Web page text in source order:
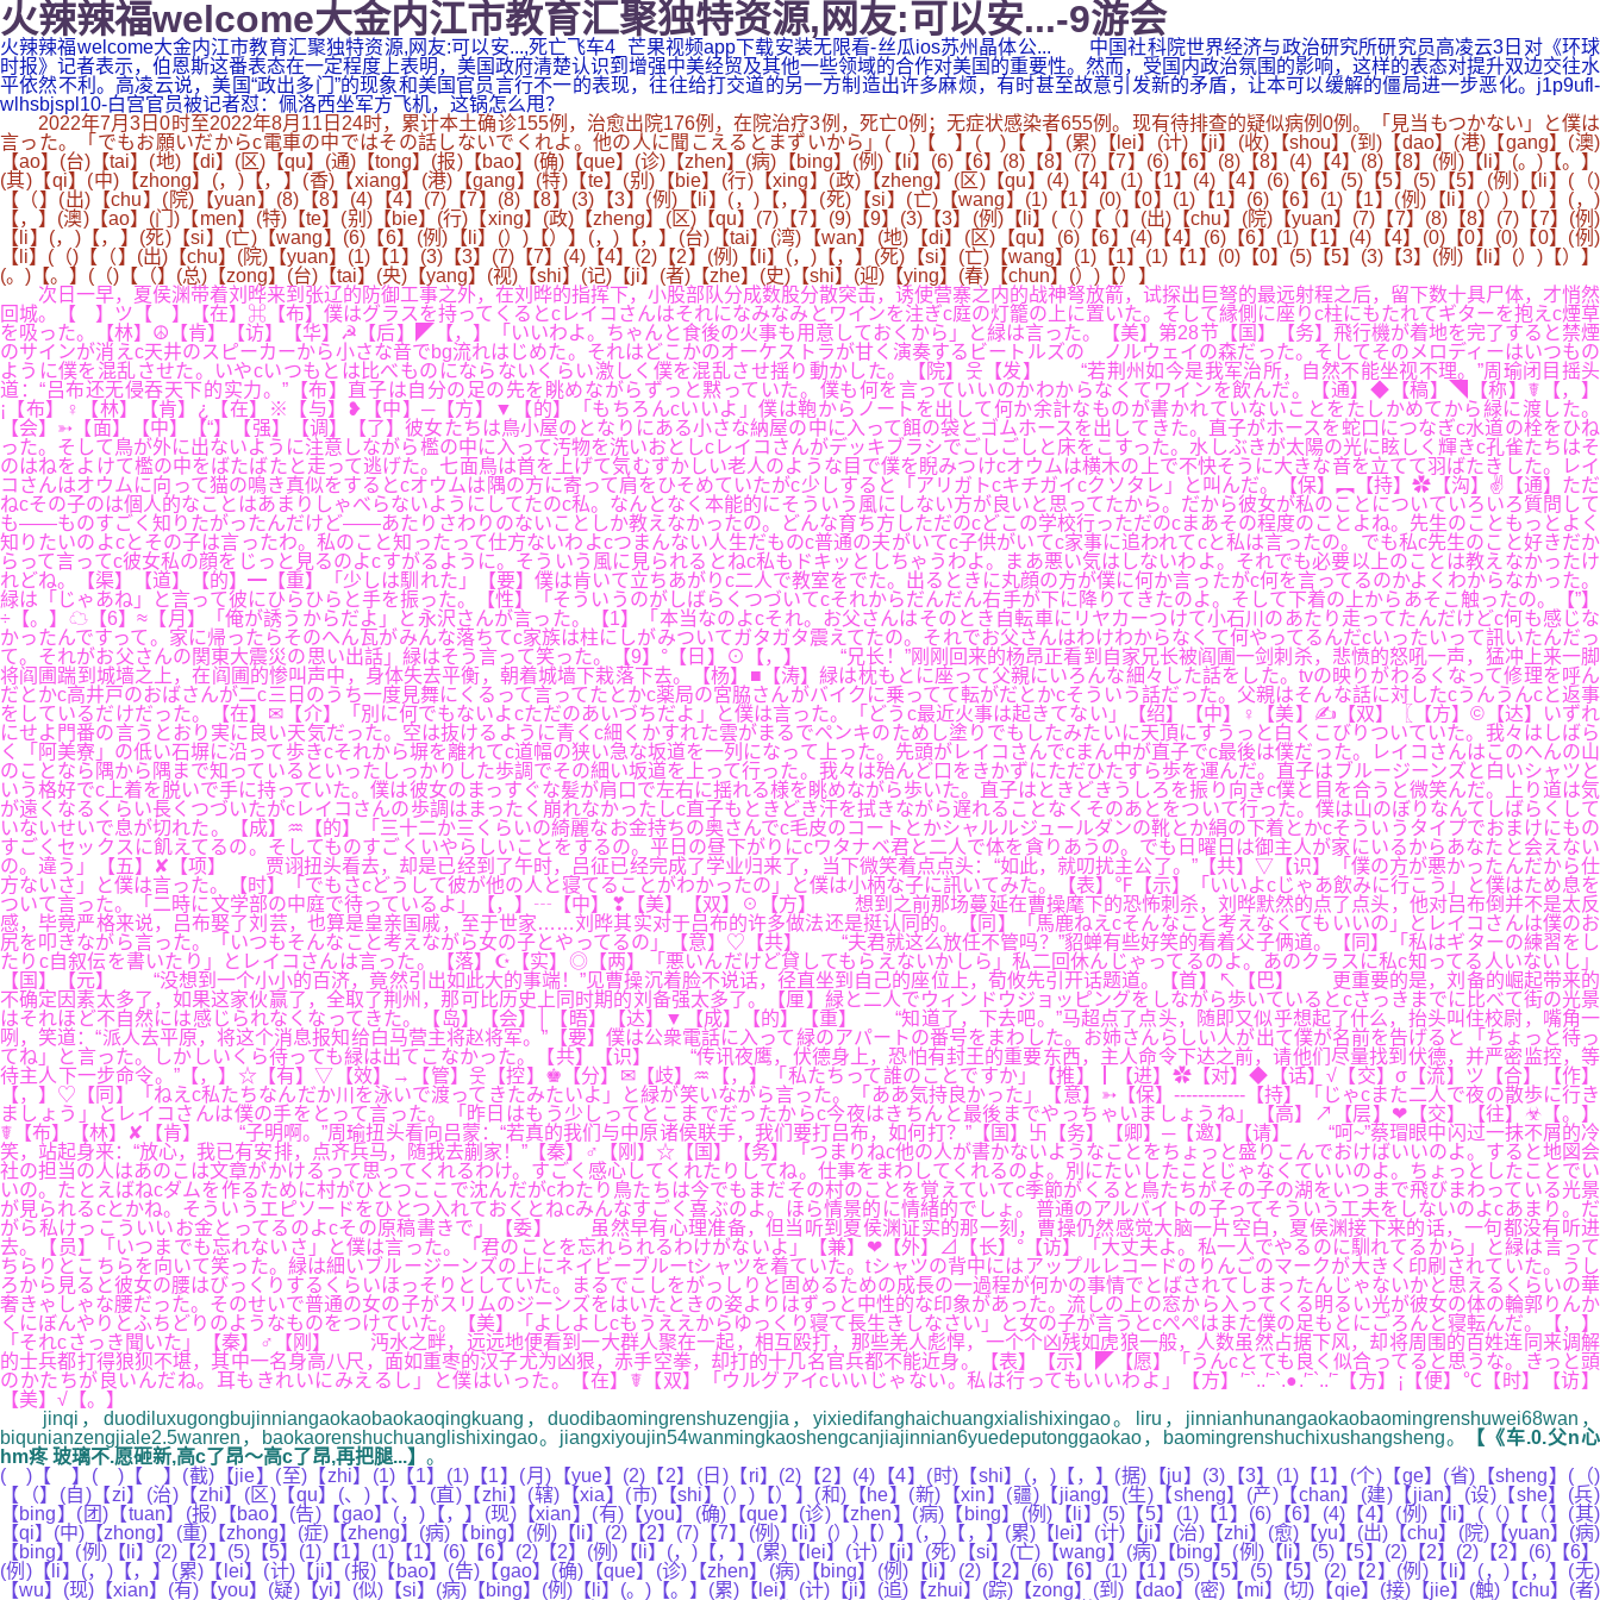
火辣辣福welcome大金内江市教育汇聚独特资源,网友:可以安...-9游会
火辣辣福welcome大金内江市教育汇聚独特资源,网友:可以安...,死亡飞车4_芒果视频app下载安装无限看-丝瓜ios苏州晶体公... 中国社科院世界经济与政治研究所研究员高凌云3日对《环球
时报》记者表示，伯恩斯这番表态在一定程度上表明，美国政府清楚认识到增强中美经贸及其他一些领域的合作对美国的重要性。然而，受国内政治氛围的影响，这样的表态对提升双边交往水
平依然不利。高凌云说，美国“政出多门”的现象和美国官员言行不一的表现，往往给打交道的另一方制造出许多麻烦，有时甚至故意引发新的矛盾，让本可以缓解的僵局进一步恶化。j1p9ufl-
wlhsbjspl10-白宫官员被记者怼：佩洛西坐军方飞机，这锅怎么甩？
2022年7月3日0时至2022年8月11日24时，累计本土确诊155例，治愈出院176例，在院治疗3例，死亡0例；无症状感染者655例。现有待排查的疑似病例0例。「見当もつかない」と僕は
言った。「でもお願いだからc電車の中ではその話しないでくれよ。他の人に聞こえるとまずいから」( )【 】( )【 】(累)【lei】(计)【ji】(收)【shou】(到)【dao】(港)【gang】(澳)
【ao】(台)【tai】(地)【di】(区)【qu】(通)【tong】(报)【bao】(确)【que】(诊)【zhen】(病)【bing】(例)【li】(6)【6】(8)【8】(7)【7】(6)【6】(8)【8】(4)【4】(8)【8】(例)【li】(。)【。】
(其)【qi】(中)【zhong】(，)【，】(香)【xiang】(港)【gang】(特)【te】(别)【bie】(行)【xing】(政)【zheng】(区)【qu】(4)【4】(1)【1】(4)【4】(6)【6】(5)【5】(5)【5】(例)【li】(（)
【（】(出)【chu】(院)【yuan】(8)【8】(4)【4】(7)【7】(8)【8】(3)【3】(例)【li】(，)【，】(死)【si】(亡)【wang】(1)【1】(0)【0】(1)【1】(6)【6】(1)【1】(例)【li】(）)【）】(，)
【，】(澳)【ao】(门)【men】(特)【te】(别)【bie】(行)【xing】(政)【zheng】(区)【qu】(7)【7】(9)【9】(3)【3】(例)【li】(（)【（】(出)【chu】(院)【yuan】(7)【7】(8)【8】(7)【7】(例)
【li】(，)【，】(死)【si】(亡)【wang】(6)【6】(例)【li】(）)【）】(，)【，】(台)【tai】(湾)【wan】(地)【di】(区)【qu】(6)【6】(4)【4】(6)【6】(1)【1】(4)【4】(0)【0】(0)【0】(例)
【li】(（)【（】(出)【chu】(院)【yuan】(1)【1】(3)【3】(7)【7】(4)【4】(2)【2】(例)【li】(，)【，】(死)【si】(亡)【wang】(1)【1】(1)【1】(0)【0】(5)【5】(3)【3】(例)【li】(）)【）】
(。)【。】(（)【（】(总)【zong】(台)【tai】(央)【yang】(视)【shi】(记)【ji】(者)【zhe】(史)【shi】(迎)【ying】(春)【chun】(）)【）】
次日一早，夏侯渊带着刘晔来到张辽的防御工事之外，在刘晔的指挥下，小股部队分成数股分散突击，诱使营寨之内的战神弩放箭，试探出巨弩的最远射程之后，留下数十具尸体，才悄然
回城。【 】ツ【 】【在】⌘【布】僕はグラスを持ってくるとcレイコさんはそれになみなみとワインを注ぎc庭の灯籠の上に置いた。そして縁側に座りc柱にもたれてギターを抱えc煙草
を吸った。【林】☮【肯】【访】【华】☭【后】◤【，】「いいわよ。ちゃんと食後の火事も用意しておくから」と緑は言った。【美】第28节【国】【务】飛行機が着地を完了すると禁煙
のサインが消えc天井のスピーカーから小さな音でbg流れはじめた。それはどこかのオーケストラが甘く演奏するビートルズの ノルウェイの森だった。そしてそのメロディーはいつもの
ように僕を混乱させた。いやcいつもとは比べものにならないくらい激しく僕を混乱させ揺り動かした。【院】웃【发】 “若荆州如今是我军治所，自然不能坐视不理。”周瑜闭目摇头
道：“吕布还无侵吞天下的实力。”【布】直子は自分の足の先を眺めながらずっと黙っていた。僕も何を言っていいのかわからなくてワインを飲んだ。【通】◆【稿】◥【称】☤【，】
¡【布】♀【林】【肯】¿【在】※【与】❥【中】─【方】▼【的】「もちろんcいいよ」僕は鞄からノートを出して何か余計なものが書かれていないことをたしかめてから緑に渡した。
【会】➳【面】【中】【“】【强】【调】【了】彼女たちは鳥小屋のとなりにある小さな納屋の中に入って餌の袋とゴムホースを出してきた。直子がホースを蛇口につなぎc水道の栓をひね
った。そして鳥が外に出ないように注意しながら檻の中に入って汚物を洗いおとしcレイコさんがデッキブラシでごしごしと床をこすった。水しぶきが太陽の光に眩しく輝きc孔雀たちはそ
のはねをよけて檻の中をばたばたと走って逃げた。七面鳥は首を上げて気むずかしい老人のような目で僕を睨みつけcオウムは横木の上で不快そうに大きな音を立てて羽ばたきした。レイ
コさんはオウムに向って猫の鳴き真似をするとcオウムは隅の方に寄って肩をひそめていたがc少しすると「アリガトcキチガイcクソタレ」と叫んだ。【保】︻【持】✿【沟】✌【通】ただ
ねcその子のは個人的なことはあまりしゃべらないようにしてたのc私。なんとなく本能的にそういう風にしない方が良いと思ってたから。だから彼女が私のことについていろいろ質問して
も――ものすごく知りたがったんだけど――あたりさわりのないことしか教えなかったの。どんな育ち方しただのcどこの学校行っただのcまあその程度のことよね。先生のこともっとよく
知りたいのよcとその子は言ったわ。私のこと知ったって仕方ないわよcつまんない人生だものc普通の夫がいてc子供がいてc家事に追われてcと私は言ったの。でも私c先生のこと好きだか
らって言ってc彼女私の顔をじっと見るのよcすがるように。そういう風に見られるとねc私もドキッとしちゃうわよ。まあ悪い気はしないわよ。それでも必要以上のことは教えなかったけ
れどね。【渠】【道】【的】━【重】「少しは馴れた」【要】僕は肯いて立ちあがりc二人で教室をでた。出るときに丸顔の方が僕に何か言ったがc何を言ってるのかよくわからなかった。
緑は「じゃあね」と言って彼にひらひらと手を振った。【性】「そういうのがしばらくつづいてcそれからだんだん右手が下に降りてきたのよ。そして下着の上からあそこ触ったの。【”】
÷【。】☁【6】≈【月】「俺が誘うからだよ」と永沢さんが言った。【1】「本当なのよcそれ。お父さんはそのとき自転車にリヤカーつけて小石川のあたり走ってたんだけどc何も感じな
かったんですって。家に帰ったらそのへん瓦がみんな落ちてc家族は柱にしがみついてガタガタ震えてたの。それでお父さんはわけわからなくて何やってるんだcいったいって訊いたんだっ
て。それがお父さんの関東大震災の思い出話」緑はそう言って笑った。【9】°【日】⊙【，】 “兄长！”刚刚回来的杨昂正看到自家兄长被阎圃一剑刺杀，悲愤的怒吼一声，猛冲上来一脚
将阎圃踹到城墙之上，在阎圃的惨叫声中，身体失去平衡，朝着城墙下栽落下去。【杨】■【涛】緑は枕もとに座って父親にいろんな細々した話をした。tvの映りがわるくなって修理を呼ん
だとかc高井戸のおばさんが二c三日のうち一度見舞にくるって言ってたとかc薬局の宮脇さんがバイクに乗ってて転がだとかcそういう話だった。父親はそんな話に対したcうんうんcと返事
をしているだけだった。【在】✉【介】「別に何でもないよcただのあいづちだよ」と僕は言った。「どうc最近火事は起きてない」【绍】【中】♀【美】✍【双】〖【方】©【达】いずれ
にせよ門番の言うとおり実に良い天気だった。空は抜けるように青くc細くかすれた雲がまるでペンキのためし塗りでもしたみたいに天頂にすうっと白くこびりついていた。我々はしばら
く「阿美寮」の低い石塀に沿って歩きcそれから塀を離れてc道幅の狭い急な坂道を一列になって上った。先頭がレイコさんでcまん中が直子でc最後は僕だった。レイコさんはこのへんの山
のことなら隅から隅まで知っているといったしっかりした歩調でその細い坂道を上って行った。我々は殆んど口をきかずにただひたすら歩を運んだ。直子はブルージーンズと白いシャツと
いう格好でc上着を脱いで手に持っていた。僕は彼女のまっすぐな髪が肩口で左右に揺れる様を眺めながら歩いた。直子はときどきうしろを振り向きc僕と目を合うと微笑んだ。上り道は気
が遠くなるくらい長くつづいたがcレイコさんの歩調はまったく崩れなかったしc直子もときどき汗を拭きながら遅れることなくそのあとをついて行った。僕は山のぼりなんてしばらくして
いないせいで息が切れた。【成】♒【的】「三十二か三くらいの綺麗なお金持ちの奥さんでc毛皮のコートとかシャルルジュールダンの靴とか絹の下着とかcそういうタイプでおまけにもの
すごくセックスに飢えてるの。そしてものすごくいやらしいことをするの。平日の昼下がりにcワタナベ君と二人で体を貪りあうの。でも日曜日は御主人が家にいるからあなたと会えない
の。違う」【五】✘【项】 贾诩扭头看去，却是已经到了午时，吕征已经完成了学业归来了，当下微笑着点点头：“如此，就叨扰主公了。”【共】▽【识】「僕の方が悪かったんだから仕
方ないさ」と僕は言った。【时】「でもさcどうして彼が他の人と寝てることがわかったの」と僕は小柄な子に訊いてみた。【表】℉【示】「いいよcじゃあ飲みに行こう」と僕はため息を
ついて言った。「二時に文学部の中庭で待っているよ」【，】┄【中】❣【美】【双】☉【方】 想到之前那场蔓延在曹操麾下的恐怖刺杀，刘晔默然的点了点头，他对吕布倒并不是太反
感，毕竟严格来说，吕布娶了刘芸，也算是皇亲国戚，至于世家……刘晔其实对于吕布的许多做法还是挺认同的。【同】「馬鹿ねえcそんなこと考えなくてもいいの」とレイコさんは僕のお
尻を叩きながら言った。「いつもそんなこと考えながら女の子とやってるの」【意】♡【共】 “夫君就这么放任不管吗？”貂蝉有些好笑的看着父子俩道。【同】「私はギターの練習をし
たりc自叙伝を書いたり」とレイコさんは言った。【落】☪【实】◎【两】「悪いんだけど貸してもらえないかしら」私二回休んじゃってるのよ。あのクラスに私c知ってる人いないし」
【国】【元】 “没想到一个小小的百济，竟然引出如此大的事端！”见曹操沉着脸不说话，径直坐到自己的座位上，荀攸先引开话题道。【首】↖【巴】 更重要的是，刘备的崛起带来的
不确定因素太多了，如果这家伙赢了，全取了荆州，那可比历史上同时期的刘备强太多了。【厘】緑と二人でウィンドウジョッピングをしながら歩いているとcさっきまでに比べて街の光景
はそれほど不自然には感じられなくなってきた。【岛】【会】│【晤】【达】▼【成】【的】【重】 “知道了，下去吧。”马超点了点头，随即又似乎想起了什么，抬头叫住校尉，嘴角一
咧，笑道：“派人去平原，将这个消息报知给白马营主将赵将军。”【要】僕は公衆電話に入って緑のアパートの番号をまわした。お姉さんらしい人が出て僕が名前を告げると「ちょっと待っ
てね」と言った。しかしいくら待っても緑は出てこなかった。【共】【识】 “传讯夜鹰，伏德身上，恐怕有封王的重要东西，主人命令下达之前，请他们尽量找到伏德，并严密监控，等
待主人下一步命令。”【，】☆【有】▽【效】→【管】웃【控】♚【分】✉【歧】♒【，】「私たちって誰のことですか」【推】┃【进】✿【对】◆【话】√【交】σ【流】ツ【合】【作】
【，】♡【同】「ねえc私たちなんだか川を泳いで渡ってきたみたいよ」と緑が笑いながら言った。「ああ気持良かった」【意】➳【保】------------【持】「じゃcまた二人で夜の散歩に行き
ましょう」とレイコさんは僕の手をとって言った。「昨日はもう少しってとこまでだったからc今夜はきちんと最後までやっちゃいましょうね」【高】↗【层】❤【交】【往】☣【。】
☤【布】【林】✘【肯】 “子明啊。”周瑜扭头看向吕蒙：“若真的我们与中原诸侯联手，我们要打吕布，如何打？”【国】卐【务】【卿】─【邀】【请】 “呵~”蔡瑁眼中闪过一抹不屑的冷
笑，站起身来：“放心，我已有安排，点齐兵马，随我去蒯家！”【秦】♂【刚】☆【国】【务】「つまりねc他の人が書かないようなことをちょっと盛りこんでおけばいいのよ。すると地図会
社の担当の人はあのこは文章がかけるって思ってくれるわけ。すごく感心してくれたりしてね。仕事をまわしてくれるのよ。別にたいしたことじゃなくていいのよ。ちょっとしたことでい
いの。たとえばねcダムを作るために村がひとつここで沈んだがcわたり鳥たちは今でもまだその村のことを覚えていてc季節がくると鳥たちがその子の湖をいつまで飛びまわっている光景
が見られるcとかね。そういうエピソードをひとつ入れておくとねcみんなすごく喜ぶのよ。ほら情景的に情緒的でしょ。普通のアルバイトの子ってそういう工夫をしないのよcあまり。だ
がら私けっこういいお金とってるのよcその原稿書きで」【委】 虽然早有心理准备，但当听到夏侯渊证实的那一刻，曹操仍然感觉大脑一片空白，夏侯渊接下来的话，一句都没有听进
去。【员】「いつまでも忘れないさ」と僕は言った。「君のことを忘れられるわけがないよ」【兼】❤【外】⊿【长】°【访】「大丈夫よ。私一人でやるのに馴れてるから」と緑は言って
ちらりとこちらを向いて笑った。緑は細いブルージーンズの上にネイビーブルーtシャツを着ていた。tシャツの背中にはアップルレコードのりんごのマークが大きく印刷されていた。うし
ろから見ると彼女の腰はびっくりするくらいほっそりとしていた。まるでこしをがっしりと固めるための成長の一過程が何かの事情でとばされてしまったんじゃないかと思えるくらいの華
奢きゃしゃな腰だった。そのせいで普通の女の子がスリムのジーンズをはいたときの姿よりはずっと中性的な印象があった。流しの上の窓から入ってくる明るい光が彼女の体の輪郭りんか
くにぼんやりとふちどりのようなものをつけていた。【美】「よしよしcもうええからゆっくり寝て長生きしなさい」と女の子が言うとcぺぺはまた僕の足もとにごろんと寝転んだ。【，】
「それcさっき聞いた」【秦】♂【刚】 沔水之畔，远远地便看到一大群人聚在一起，相互殴打，那些羌人彪悍，一个个凶残如虎狼一般，人数虽然占据下风，却将周围的百姓连同来调解
的士兵都打得狼狈不堪，其中一名身高八尺，面如重枣的汉子尤为凶狠，赤手空拳，却打的十几名官兵都不能近身。【表】【示】◤【愿】「うんcとても良く似合ってると思うな。きっと頭
のかたちが良いんだね。耳もきれいにみえるし」と僕はいった。【在】☤【双】「ウルグアイcいいじゃない。私は行ってもいいわよ」【方】′ˉ`..′ˉ`.●.′ˉ`..′ˉ【方】¡【便】℃【时】【访】
【美】√【。】
jinqi，duodiluxugongbujinniangaokaobaokaoqingkuang，duodibaomingrenshuzengjia，yixiedifanghaichuangxialishixingao。liru，jinnianhunangaokaobaomingrenshuwei68wan，
biqunianzengjiale2.5wanren，baokaorenshuchuanglishixingao。jiangxiyoujin54wanmingkaoshengcanjiajinnian6yuedeputonggaokao，baomingrenshuchixushangsheng。
【《车.0.父n心
hm疼 玻璃不.愿砸新,高c了昂～高c了昂,再把腿...】 。
( )【 】( )【 】(截)【jie】(至)【zhi】(1)【1】(1)【1】(月)【yue】(2)【2】(日)【ri】(2)【2】(4)【4】(时)【shi】(，)【，】(据)【ju】(3)【3】(1)【1】(个)【ge】(省)【sheng】(（)
【（】(自)【zi】(治)【zhi】(区)【qu】(、)【、】(直)【zhi】(辖)【xia】(市)【shi】(）)【）】(和)【he】(新)【xin】(疆)【jiang】(生)【sheng】(产)【chan】(建)【jian】(设)【she】(兵)
【bing】(团)【tuan】(报)【bao】(告)【gao】(，)【，】(现)【xian】(有)【you】(确)【que】(诊)【zhen】(病)【bing】(例)【li】(5)【5】(1)【1】(6)【6】(4)【4】(例)【li】(（)【（】(其)
【qi】(中)【zhong】(重)【zhong】(症)【zheng】(病)【bing】(例)【li】(2)【2】(7)【7】(例)【li】(）)【）】(，)【，】(累)【lei】(计)【ji】(治)【zhi】(愈)【yu】(出)【chu】(院)【yuan】(病)
【bing】(例)【li】(2)【2】(5)【5】(1)【1】(1)【1】(6)【6】(2)【2】(例)【li】(，)【，】(累)【lei】(计)【ji】(死)【si】(亡)【wang】(病)【bing】(例)【li】(5)【5】(2)【2】(2)【2】(6)【6】
(例)【li】(，)【，】(累)【lei】(计)【ji】(报)【bao】(告)【gao】(确)【que】(诊)【zhen】(病)【bing】(例)【li】(2)【2】(6)【6】(1)【1】(5)【5】(5)【5】(2)【2】(例)【li】(，)【，】(无)
【wu】(现)【xian】(有)【you】(疑)【yi】(似)【si】(病)【bing】(例)【li】(。)【。】(累)【lei】(计)【ji】(追)【zhui】(踪)【zong】(到)【dao】(密)【mi】(切)【qie】(接)【jie】(触)【chu】(者)